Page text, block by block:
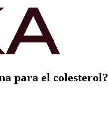
para el colesterol?